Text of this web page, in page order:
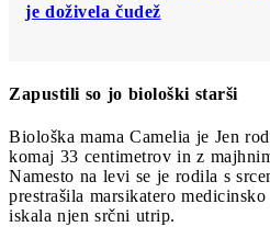
je doživela čudež
Zapustili so jo biološki starši
Biološka mama Camelia je Jen
komaj 33 centimetrov in z
Namesto na levi se je rodila s
prestrašila marsikatero
iskala njen srčni utrip.